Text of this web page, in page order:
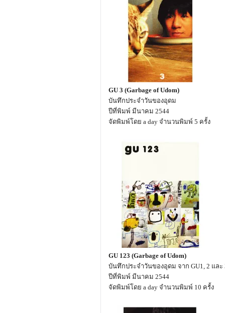
GU 3 (Garbage of Udom)
บันทึกประจำวันของอุดม
ปีที่พิมพ์ มีนาคม 2544
จัดพิมพ์โดย a day จำนวนพิมพ์ 5 ครั้ง
GU 123 (Garbage of Udom)
บันทึกประจำวันของอุดม จาก GU1, 2 และ
ปีที่พิมพ์ มีนาคม 2544
จัดพิมพ์โดย a day จำนวนพิมพ์ 10 ครั้ง